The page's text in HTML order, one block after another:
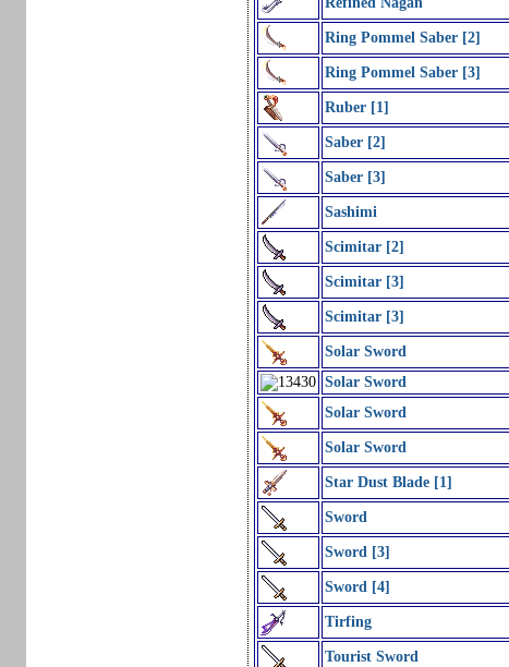
Ring Pommel Saber [2]
Ring Pommel Saber [3]
Ruber [1]
Saber [2]
Saber [3]
Sashimi
Scimitar [2]
Scimitar [3]
Scimitar [3]
Solar Sword
Solar Sword
Solar Sword
Solar Sword
Star Dust Blade [1]
Sword
Sword [3]
Sword [4]
Tirfing
Tourist Sword